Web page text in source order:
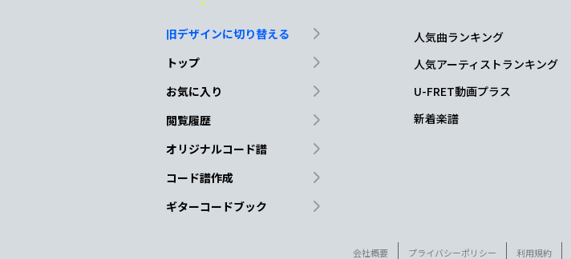
旧デザインに切り替える
トップ
お気に入り
閲覧履歴
オリジナルコード譜
コード譜作成
ギターコードブック
人気曲ランキング
人気アーティストランキング
U-FRET動画プラス
新着楽譜
会社概要 プライバシーポリシー 利用規約